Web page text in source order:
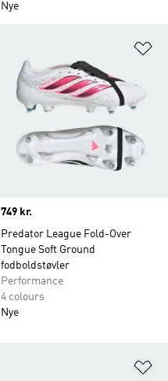
Nye
Price
749 kr.
Predator League Fold-Over
Tongue Soft Ground
fodboldstøvler
Performance
4 colours
Nye